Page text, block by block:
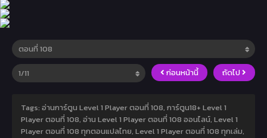
ก่อนหน้านี้ ถัดไป
Tags: อ่านการ์ตูน Level 1 Player ตอนที่ 108, การ์ตูน18+ Level 1
Player ตอนที่ 108, อ่าน Level 1 Player ตอนที่ 108 ออนไลน์, Level 1
Player ตอนที่ 108 ทุกตอนแปลไทย, Level 1 Player ตอนที่ 108 ทุกเล่ม,